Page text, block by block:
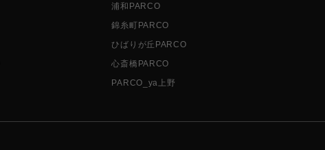
浦和PARCO
錦糸町PARCO
ひばりが丘PARCO
心斎橋PARCO
PARCO_ya上野